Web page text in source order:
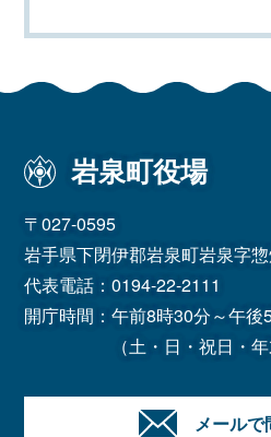
岩泉町役場
〒027-0595
岩手県下閉伊郡岩泉町岩泉字
代表電話：0194-22-2111
開庁時間：午前8時30分～午後
（土・日・祝日・
メールで